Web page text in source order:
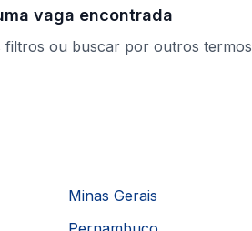
vaga encontrada
filtros ou buscar por outros termos
Minas Gerais